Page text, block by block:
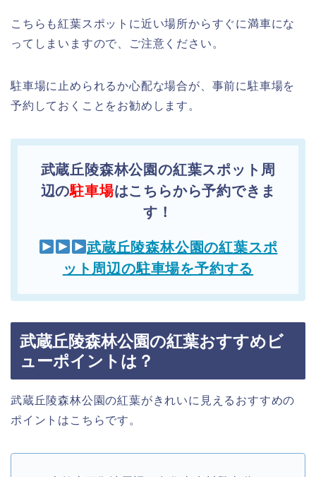
こちらも紅葉スポットに近い場所からすぐに満車にな
ってしまいますので、ご注意ください。
駐車場に止められるか心配な場合が、事前に駐車場を
予約しておくことをお勧めします。
武蔵丘陵森林公園の紅葉スポット周
辺の駐車場はこちらから予約できま
す！
武蔵丘陵森林公園の紅葉スポ
ット周辺の駐車場を予約する
武蔵丘陵森林公園の紅葉おすすめビ
ューポイントは？
武蔵丘陵森林公園の紅葉がきれいに見えるおすすめの
ポイントはこちらです。